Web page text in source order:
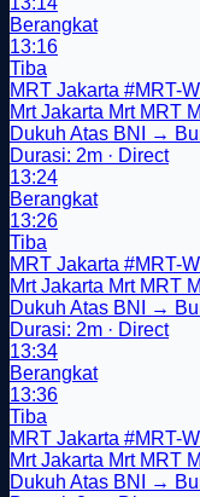
Berangkat
13:16
Tiba
MRT Jakarta #MRT-
Mrt Jakarta Mrt MRT
Dukuh Atas BNI →
Durasi: 2m · Direct
13:24
Berangkat
13:26
Tiba
MRT Jakarta #MRT-
Mrt Jakarta Mrt MRT
Dukuh Atas BNI →
Durasi: 2m · Direct
13:34
Berangkat
13:36
Tiba
MRT Jakarta #MRT-
Mrt Jakarta Mrt MRT
Dukuh Atas BNI →